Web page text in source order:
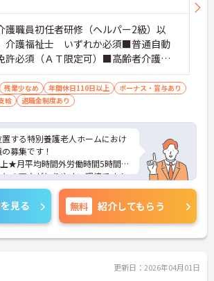
職員初任者研修（ヘルパー2級）以
介護福祉士 いずれか必須■普通自動
許必須（ＡＴ限定可）■高齢者介護の
あれば尚可
残業少なめ 年間休日110日以上
ボーナス・賞与あり
給 退職金制度あり
する特別養護老人ホームにおけ
募集です！
★月平均時間外労働時間5時間程
の両立がとりやすい環境です！
面接対策ポイントなど、さらに
ますのでお気軽にご相談くださ
見る 無料 紹介してもらう
更新日：2026年04月01日